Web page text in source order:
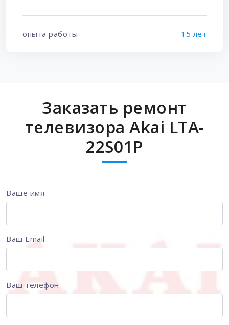
опыта работы 15 лет
Заказать ремонт
телевизора Akai LTA-
22S01P
Ваше имя
Ваш Email
Ваш телефон